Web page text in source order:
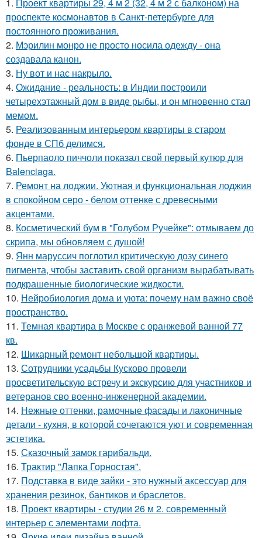
проспекте космонавтов в Санкт-петербурге для
постоянного проживания.
2. Мэрилин монро не просто носила одежду - она
создавала канон.
3. Ну вот и нас накрыло.
4. Ожидание - реальность: в Индии построили
четырехэтажный дом в виде рыбы, и он мгновенно стал
мемом.
5. Реализованным интерьером квартиры в старом
фонде в СПб делимся.
6. Пьерпаоло пиччоли показал свой первый кутюр для
Balenciaga.
7. Ремонт на лоджии. Уютная и функциональная лоджия
в спокойном серо - белом оттенке с древесными
акцентами.
8. Косметический бум в "Голубом Ручейке": отмываем до
скрипа, мы обновляем с душой!
9. Янн маруссич поглотил критическую дозу синего
пигмента, чтобы заставить свой организм вырабатывать
подкрашенные биологические жидкости.
10. Нейробиология дома и уюта: почему нам важно своё
пространство.
11. Темная квартира в Москве с оранжевой ванной 77
кв.
12. Шикарный ремонт небольшой квартиры.
13. Сотрудники усадьбы Кусково провели
просветительскую встречу и экскурсию для участников и
ветеранов сво военно-инженерной академии.
14. Нежные оттенки, рамочные фасады и лаконичные
детали - кухня, в которой сочетаются уют и современная
эстетика.
15. Сказочный замок гарибальди.
16. Трактир "Лапка Горностая".
17. Подставка в виде зайки - это нужный аксессуар для
хранения резинок, бантиков и браслетов.
18. Проект квартиры - студии 26 м 2. современный
интерьер с элементами лофта.